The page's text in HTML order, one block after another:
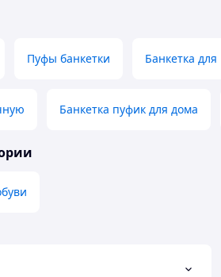
Пуфы банкетки Банкетка
Банкетка пуфик для дома